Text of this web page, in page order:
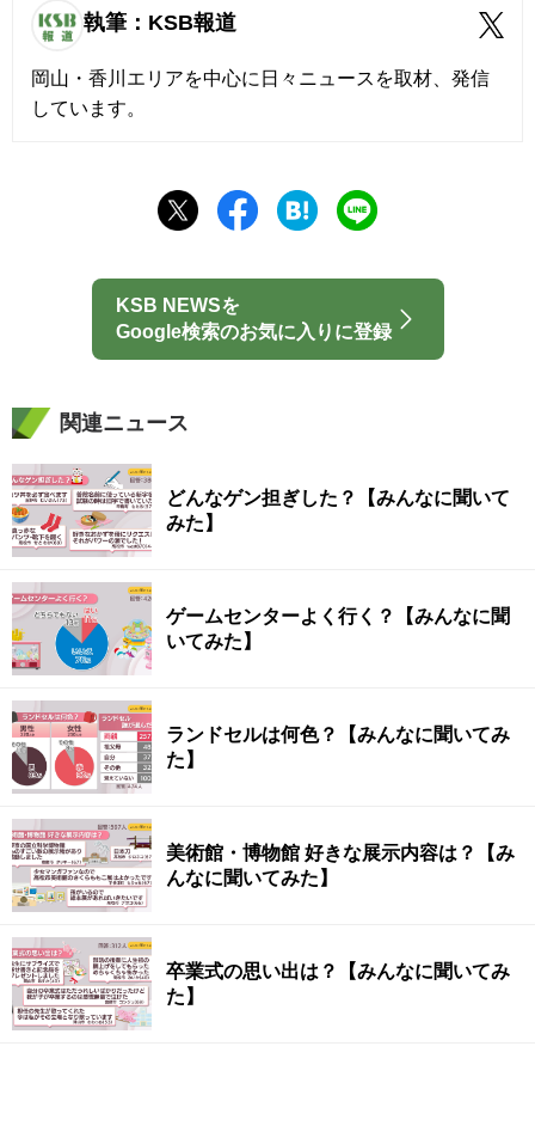
執筆：KSB報道
岡山・香川エリアを中心に日々ニュースを取材、発信
しています。
KSB NEWSを
Google検索のお気に入りに登録
関連ニュース
どんなゲン担ぎした？【みんなに聞いて
みた】
ゲームセンターよく行く？【みんなに聞
いてみた】
ランドセルは何色？【みんなに聞いてみ
た】
美術館・博物館 好きな展示内容は？【み
んなに聞いてみた】
卒業式の思い出は？【みんなに聞いてみ
た】